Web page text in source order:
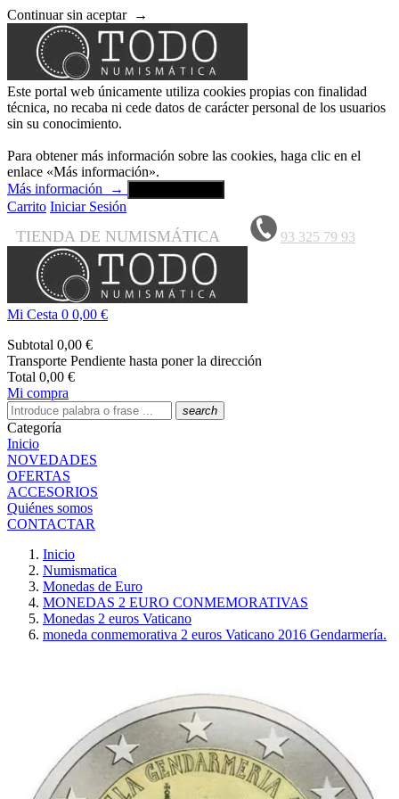
Continuar sin aceptar →
Este portal web únicamente utiliza cookies propias con finalidad
técnica, no recaba ni cede datos de carácter personal de los usuarios
sin su conocimiento.
Para obtener más información sobre las cookies, haga clic en el
enlace «Más información».
Más información
→
Carrito Iniciar Sesión
TIENDA DE NUMISMÁTICA 93 325 79 93
Mi Cesta 0 0,00 €
Subtotal 0,00 €
Transporte Pendiente hasta poner la dirección
Total 0,00 €
Mi compra
search
Categoría
Inicio
NOVEDADES
OFERTAS
ACCESORIOS
Quiénes somos
CONTACTAR
Inicio
Numismatica
Monedas de Euro
MONEDAS 2 EURO CONMEMORATIVAS
Monedas 2 euros Vaticano
moneda conmemorativa 2 euros Vaticano 2016 Gendarmería.